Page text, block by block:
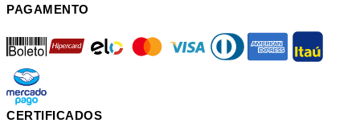
PAGAMENTO
boleto mastercard diners american itau
mercadopago
CERTIFICADOS